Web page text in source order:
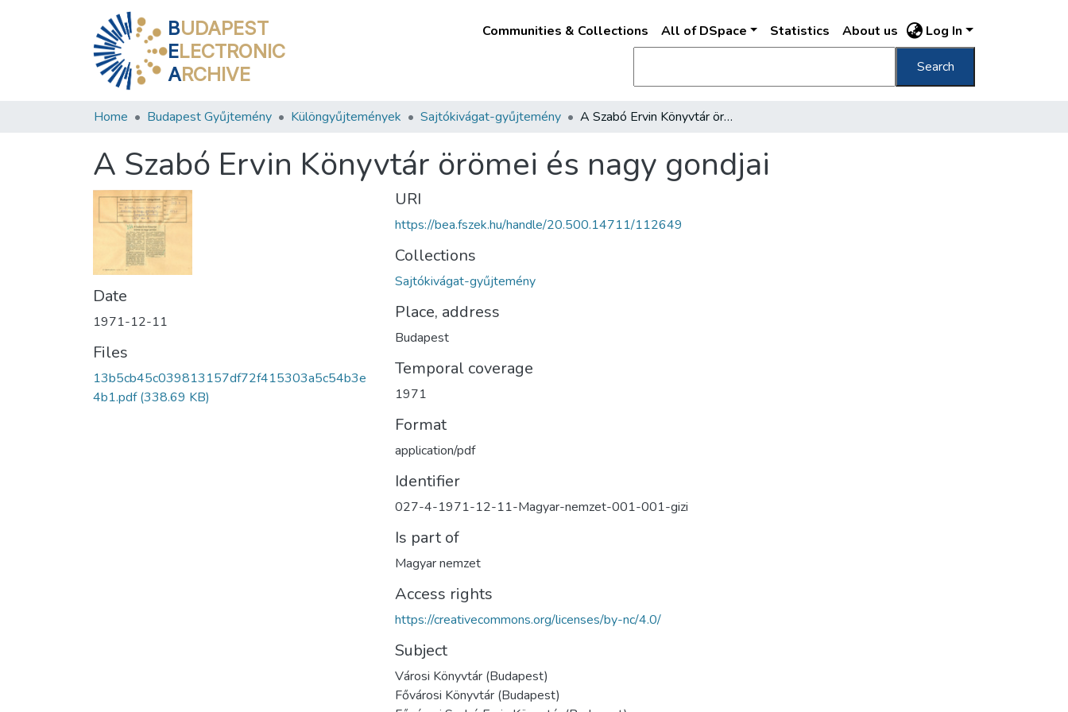
BUDAPEST
ELECTRONIC
ARCHIVE
Communities & Collections All of DSpace Statistics About us Log In
Search
Home Budapest Gyűjtemény Különgyűjtemények Sajtókivágat-gyűjtemény A Szabó Ervin Könyvtár örömei és nagy gondjai
A Szabó Ervin Könyvtár örömei és nagy gondjai
Date
1971-12-11
Files
13b5cb45c039813157df72f415303a5c54b3e
4b1.pdf(338.69 KB)
URI
https://bea.fszek.hu/handle/20.500.14711/112649
Collections
Sajtókivágat-gyűjtemény
Place, address
Budapest
Temporal coverage
1971
Format
application/pdf
Identifier
027-4-1971-12-11-Magyar-nemzet-001-001-gizi
Is part of
Magyar nemzet
Access rights
https://creativecommons.org/licenses/by-nc/4.0/
Subject
Városi Könyvtár (Budapest)
Fővárosi Könyvtár (Budapest)